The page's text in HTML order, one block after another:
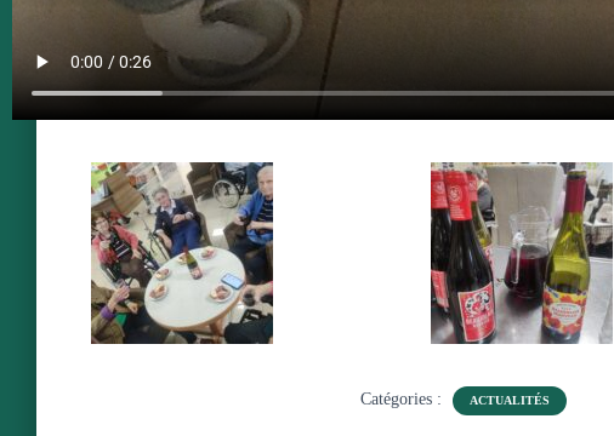
Catégories : ACTUALITÉS